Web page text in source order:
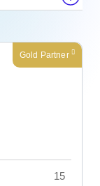
Gold Partner
15